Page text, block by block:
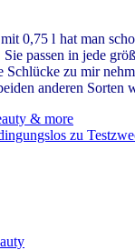
0,75 l hat man
passen in jede
zu mir
anderen Sorten